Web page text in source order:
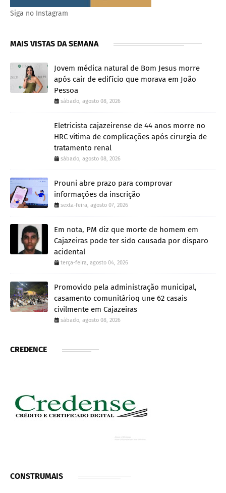
Siga no Instagram
MAIS VISTAS DA SEMANA
Jovem médica natural de Bom Jesus morre
após cair de edifício que morava em João
Pessoa
sábado, agosto 08, 2026
Eletricista cajazeirense de 44 anos morre no
HRC vítima de complicações após cirurgia de
tratamento renal
sábado, agosto 08, 2026
Prouni abre prazo para comprovar
informações da inscrição
sexta-feira, agosto 07, 2026
Em nota, PM diz que morte de homem em
Cajazeiras pode ter sido causada por disparo
acidental
terça-feira, agosto 04, 2026
Promovido pela administração municipal,
casamento comunitárioq une 62 casais
civilmente em Cajazeiras
sábado, agosto 08, 2026
CREDENCE
CONSTRUMAIS